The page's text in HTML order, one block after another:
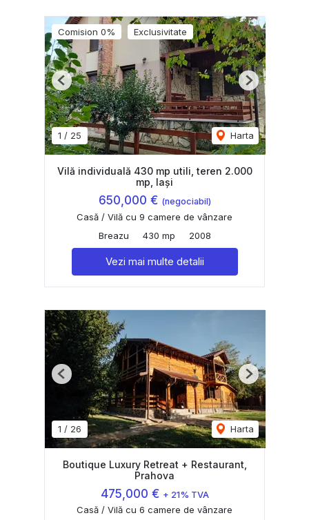
Comision 0% Exclusivitate
1 / 25 Harta
Previous Next
Vilă individuală 430 mp utili, teren 2.000
mp, Iași
650,000 € (negociabil)
Casă / Vilă cu 9 camere de vânzare
Breazu
430 mp 2008
Vezi mai multe detalii
1 / 26 Harta
Previous Next
Boutique Luxury Retreat + Restaurant,
Prahova
475,000 € + 21% TVA
Casă / Vilă cu 6 camere de vânzare